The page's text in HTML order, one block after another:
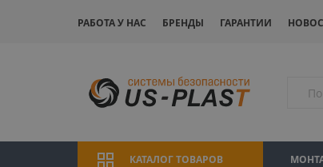
РАБОТА У НАС БРЕНДЫ ГАРАНТИИ
КАТАЛОГ ТОВАРОВ